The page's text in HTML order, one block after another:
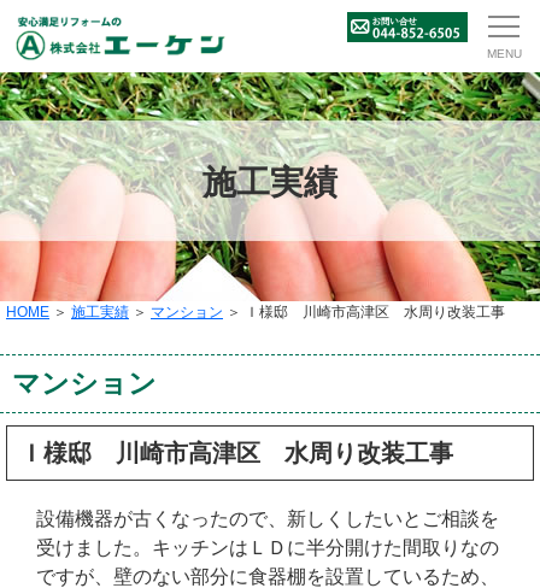
施工実績
HOME ＞ 施工実績 ＞ マンション ＞ Ｉ様邸 川崎市高津区 水周り改装工事
マンション
Ｉ様邸 川崎市高津区 水周り改装工事
設備機器が古くなったので、新しくしたいとご相談を
受けました。キッチンはＬＤに半分開けた間取りなの
ですが、壁のない部分に食器棚を設置しているため、